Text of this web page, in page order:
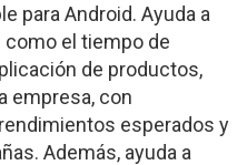
para Android. Ayuda a
el tiempo de
de productos,
empresa, con
esperados y
Además, ayuda a